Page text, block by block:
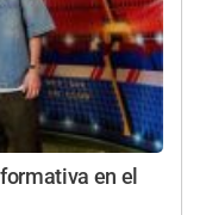
en el